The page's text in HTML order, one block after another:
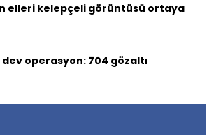
elleri kelepçeli görüntüsü ortaya
dev operasyon: 704 gözaltı